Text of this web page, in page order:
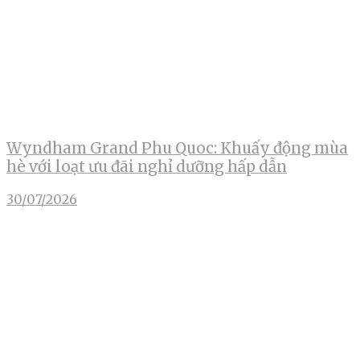
Wyndham Grand Phu Quoc: Khuấy động mùa
hè với loạt ưu đãi nghỉ dưỡng hấp dẫn
30/07/2026